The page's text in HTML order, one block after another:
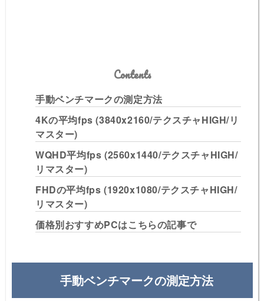
Contents
手動ベンチマークの測定方法
4Kの平均fps (3840x2160/テクスチャHIGH/リ
マスター)
WQHD平均fps (2560x1440/テクスチャHIGH/
リマスター)
FHDの平均fps (1920x1080/テクスチャHIGH/
リマスター)
価格別おすすめPCはこちらの記事で
手動ベンチマークの測定方法